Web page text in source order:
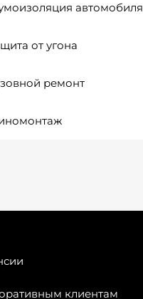
автомобиля
от угона
ремонт
клиентам